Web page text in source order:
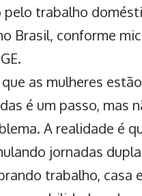
trabalho
Brasil, conforme
que as mulheres estão
é um passo, mas
A realidade é
jornadas
trabalho, casa